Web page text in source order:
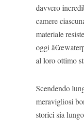
davvero
camere
materiale
oggi
al loro ottimo
Scendendo
meravigliosi
storici sia